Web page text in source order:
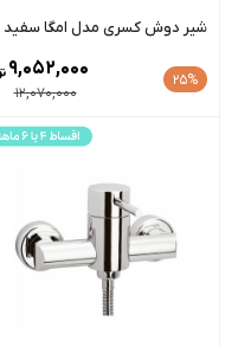
شیر دوش کسری مدل امگا سفید
25%
12,070,000
9,052,000